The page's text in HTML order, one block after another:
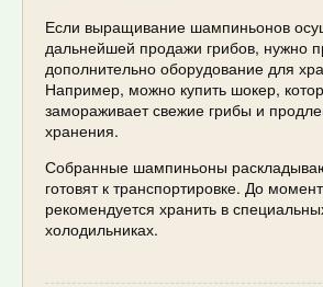
Если выращивание шампиньонов
дальнейшей продажи грибов, нужно
дополнительно оборудование для
Например, можно купить шокер,
замораживает свежие грибы и
хранения.
Собранные шампиньоны
готовят к транспортировке. До
рекомендуется хранить в
холодильниках.